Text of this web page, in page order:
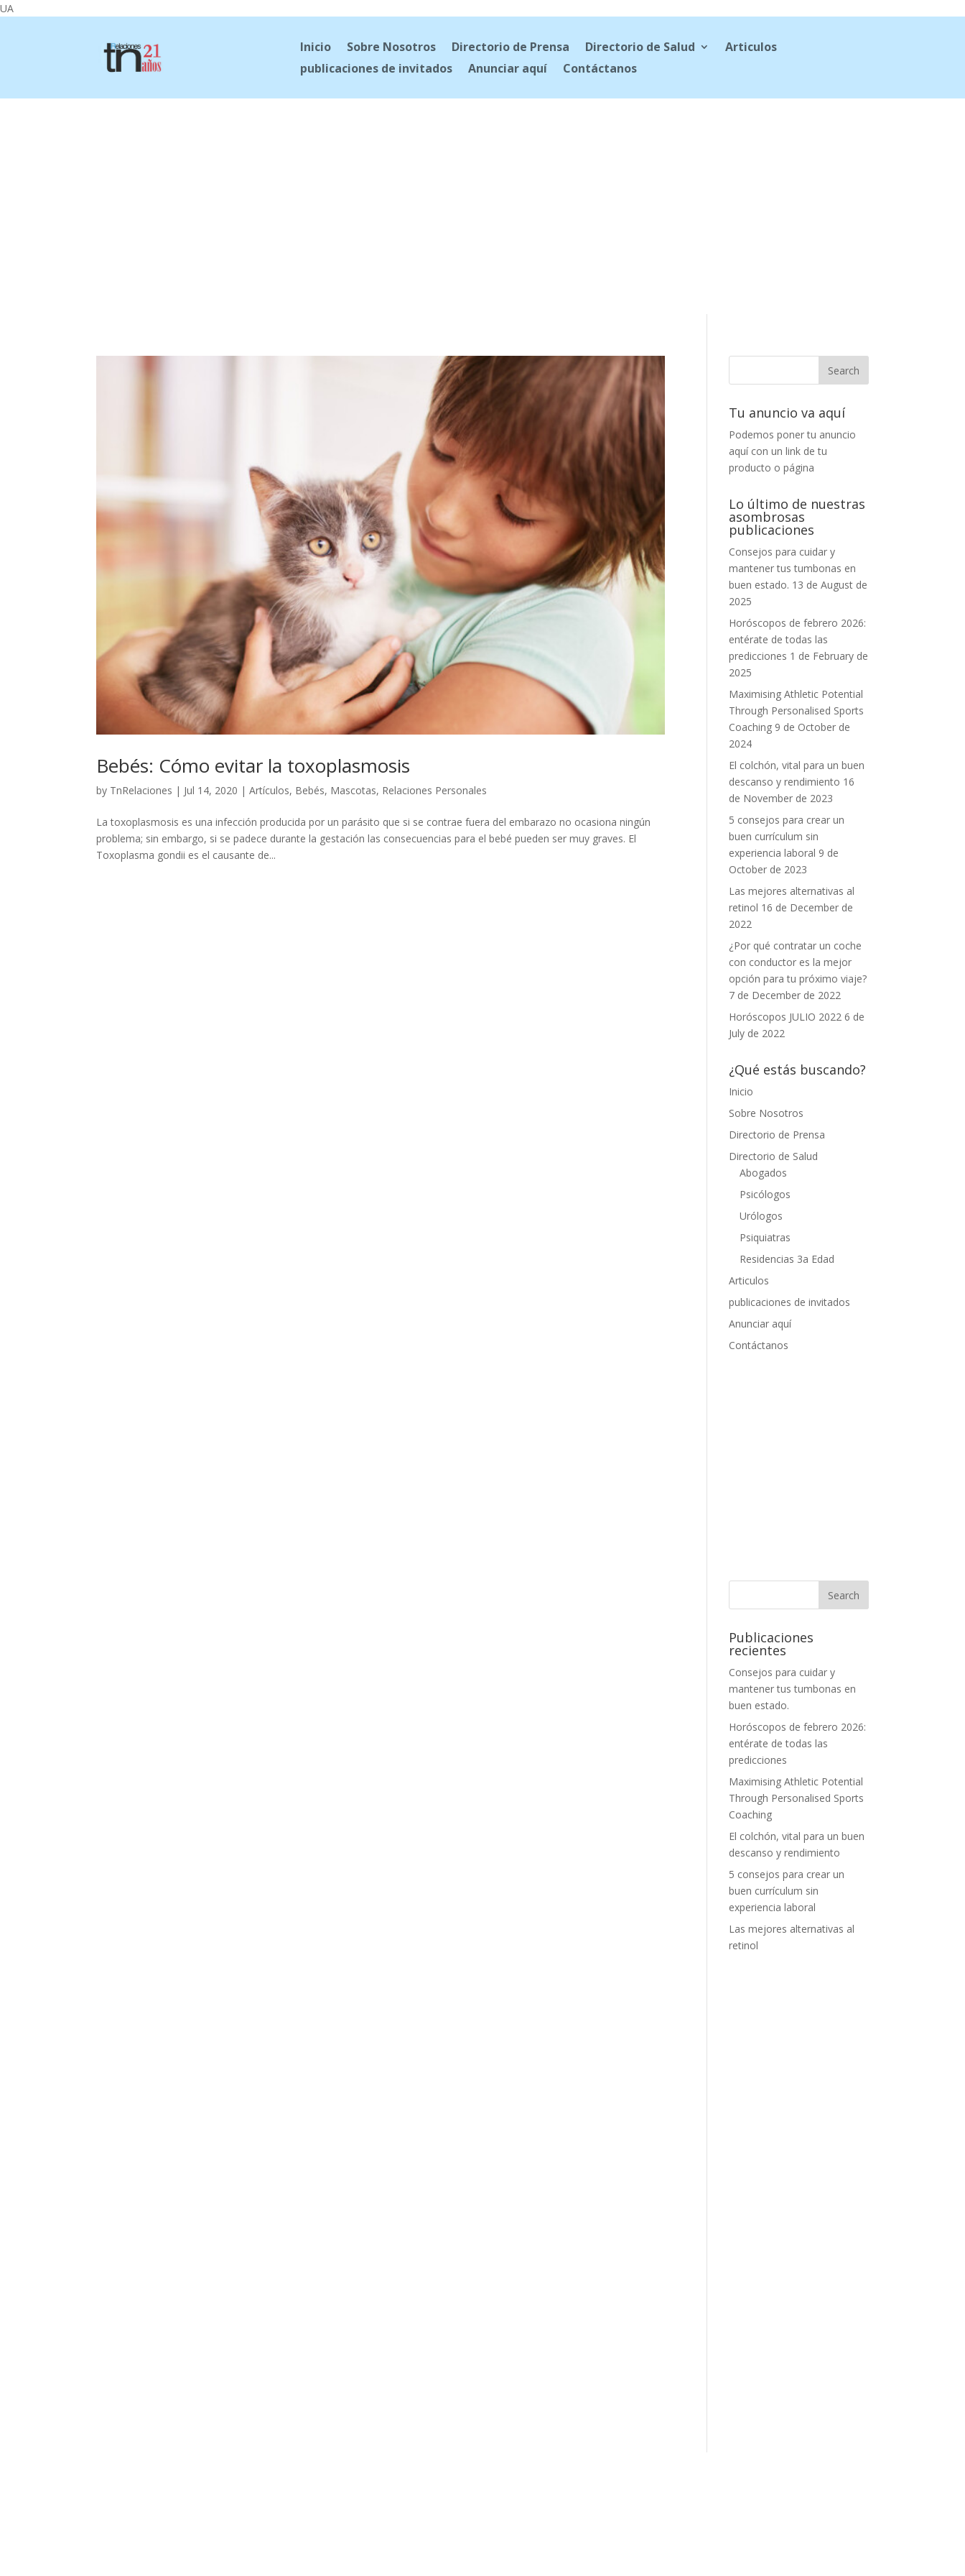
UA
Inicio Sobre Nosotros Directorio de Prensa Directorio de Salud
Articulos
publicaciones de invitados
Anunciar aquí Contáctanos
Bebés: Cómo evitar la toxoplasmosis
by TnRelaciones | Jul 14, 2020 |Artículos, Bebés, Mascotas, Relaciones Personales
La toxoplasmosis es una infección producida por un parásito que si se contrae fuera del embarazo no ocasiona ningún
problema; sin embargo, si se padece durante la gestación las consecuencias para el bebé pueden ser muy graves. El
Toxoplasma gondii es el causante de...
Tu anuncio va aquí
Podemos poner tu anuncio
aquí con un link de tu
producto o página
Lo último de nuestras
asombrosas
publicaciones
Consejos para cuidar y
mantener tus tumbonas en
buen estado. 13 de August de
2025
Horóscopos de febrero 2026:
entérate de todas las
predicciones 1 de February de
2025
Maximising Athletic Potential
Through Personalised Sports
Coaching 9 de October de
2024
El colchón, vital para un buen
descanso y rendimiento 16
de November de 2023
5 consejos para crear un
buen currículum sin
experiencia laboral 9 de
October de 2023
Las mejores alternativas al
retinol 16 de December de
2022
¿Por qué contratar un coche
con conductor es la mejor
opción para tu próximo viaje?
7 de December de 2022
Horóscopos JULIO 2022 6 de
July de 2022
¿Qué estás buscando?
Inicio
Sobre Nosotros
Directorio de Prensa
Directorio de Salud
Abogados
Psicólogos
Urólogos
Psiquiatras
Residencias 3a Edad
Articulos
publicaciones de invitados
Anunciar aquí
Contáctanos
Publicaciones
recientes
Consejos para cuidar y
mantener tus tumbonas en
buen estado.
Horóscopos de febrero 2026:
entérate de todas las
predicciones
Maximising Athletic Potential
Through Personalised Sports
Coaching
El colchón, vital para un buen
descanso y rendimiento
5 consejos para crear un
buen currículum sin
experiencia laboral
Las mejores alternativas al
retinol